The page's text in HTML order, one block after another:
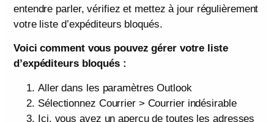
entendre parler, vérifiez et mettez à jour régulièrement
votre liste d’expéditeurs bloqués.
Voici comment vous pouvez gérer votre liste
d’expéditeurs bloqués :
Aller dans les paramètres Outlook
Sélectionnez Courrier > Courrier indésirable
Ici, vous avez un aperçu de toutes les adresses